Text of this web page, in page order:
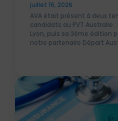
juillet 16, 2026
AVA était présent à deux
candidats au PVT Australie :
Lyon, puis sa 3ème édition
notre partenaire Départ